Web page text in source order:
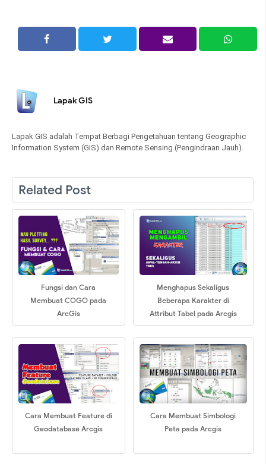
Lapak GIS
Lapak GIS adalah Tempat Berbagi Pengetahuan tentang Geographic
Information System (GIS) dan Remote Sensing (Pengindraan Jauh).
Related Post
Fungsi dan Cara
Membuat COGO pada
ArcGis
Menghapus Sekaligus
Beberapa Karakter di
Attribut Tabel pada Arcgis
Cara Membuat Feature di
Geodatabase Arcgis
Cara Membuat Simbologi
Peta pada Arcgis